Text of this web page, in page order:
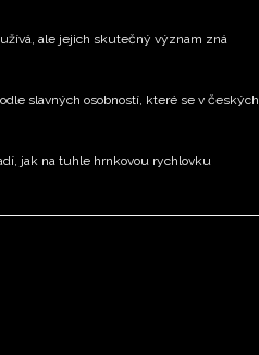
ale jejich skutečný význam zná
slavných osobností, které se v českých
jak na tuhle hrnkovou rychlovku